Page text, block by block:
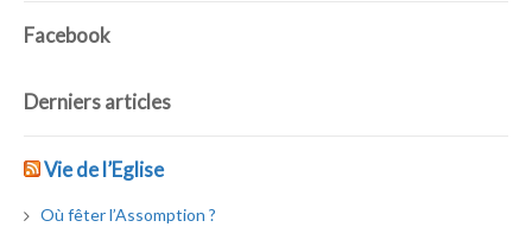
Facebook
Derniers articles
Vie de l’Eglise
Où fêter l’Assomption ?